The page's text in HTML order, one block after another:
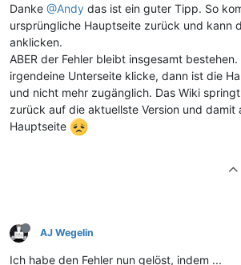
Danke @Andy das ist ein guter Tipp. So
ursprüngliche Hauptseite zurück und kann
anklicken.
ABER der Fehler bleibt insgesamt
irgendeine Unterseite klicke, dann ist die
und nicht mehr zugänglich. Das Wiki
zurück auf die aktuellste Version und damit
Hauptseite
AJ Wegelin
Ich habe den Fehler nun gelöst, indem ...